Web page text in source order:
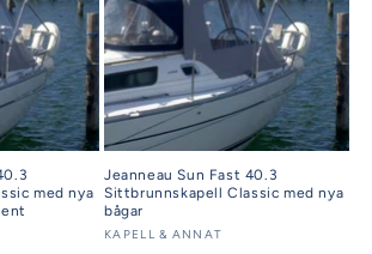
med nya
Jeanneau Sun Fast 40.3
Sittbrunnskapell Classic med nya
bågar
Säljare:
KAPELL & ANNAT